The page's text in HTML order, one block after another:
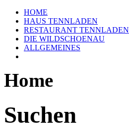
HOME
HAUS TENNLADEN
RESTAURANT TENNLADEN
DIE WILDSCHOENAU
ALLGEMEINES
Home
Suchen